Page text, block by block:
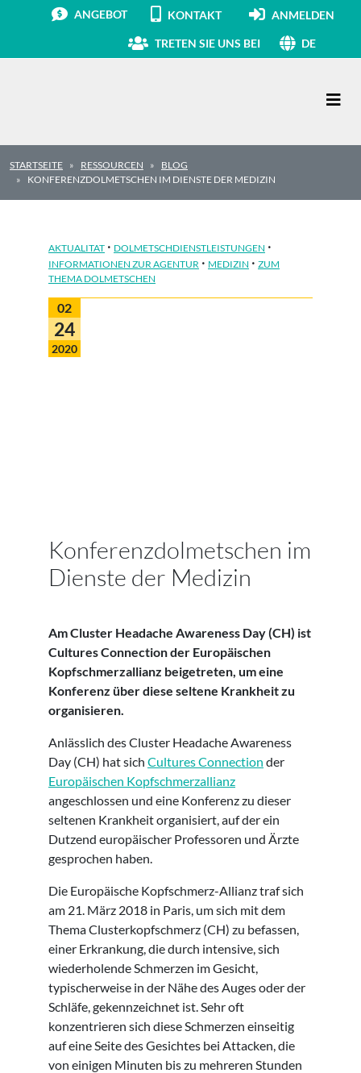
ANGEBOT KONTAKT ANMELDEN
TRETEN SIE UNS BEI DE
STARTSEITE RESSOURCEN
BLOG
KONFERENZDOLMETSCHEN IM DIENSTE DER MEDIZIN
AKTUALITAT · DOLMETSCHDIENSTLEISTUNGEN ·
INFORMATIONEN ZUR AGENTUR · MEDIZIN · ZUM
THEMA DOLMETSCHEN
02
24
2020
Konferenzdolmetschen im
Dienste der Medizin
Am Cluster Headache Awareness Day (CH) ist
Cultures Connection der Europäischen
Kopfschmerzallianz beigetreten, um eine
Konferenz über diese seltene Krankheit zu
organisieren.
Anlässlich des Cluster Headache Awareness
Day (CH) hat sich Cultures Connection der
Europäischen Kopfschmerzallianz
angeschlossen und eine Konferenz zu dieser
seltenen Krankheit organisiert, auf der ein
Dutzend europäischer Professoren und Ärzte
gesprochen haben.
Die Europäische Kopfschmerz-Allianz traf sich
am 21. März 2018 in Paris, um sich mit dem
Thema Clusterkopfschmerz (CH) zu befassen,
einer Erkrankung, die durch intensive, sich
wiederholende Schmerzen im Gesicht,
typischerweise in der Nähe des Auges oder der
Schläfe, gekennzeichnet ist. Sehr oft
konzentrieren sich diese Schmerzen einseitig
auf eine Seite des Gesichtes bei Attacken, die
von einigen Minuten bis zu mehreren Stunden